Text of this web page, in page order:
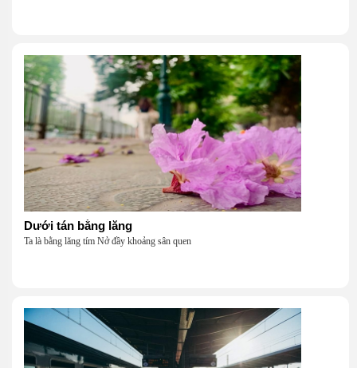
Dưới tán bằng lăng
Ta là bằng lăng tím Nở đầy khoảng sân quen